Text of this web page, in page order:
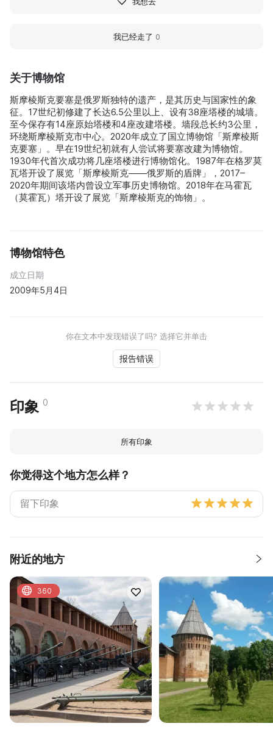
关于博物馆
斯摩棱斯克要塞是俄罗斯独特的遗产，是其历史与国家性的象
征。17世纪初修建了长达6.5公里以上、设有38座塔楼的城墙。
至今保存有14座原始塔楼和4座改建塔楼。墙段总长约3公里，
环绕斯摩棱斯克市中心。2020年成立了国立博物馆「斯摩棱斯
克要塞」。早在19世纪初就有人尝试将要塞改建为博物馆。
1930年代首次成功将几座塔楼进行博物馆化。1987年在格罗莫
瓦塔开设了展览「斯摩棱斯克——俄罗斯的盾牌」，2017–
2020年期间该塔内曾设立军事历史博物馆。2018年在马霍瓦
（莫霍瓦）塔开设了展览「斯摩棱斯克的饰物」。
博物馆特色
成立日期
2009年5月4日
你在文本中发现错误了吗? 选择它并单击
报告错误
印象 0
所有印象
你觉得这个地方怎么样？
附近的地方
360
我已经走了 0